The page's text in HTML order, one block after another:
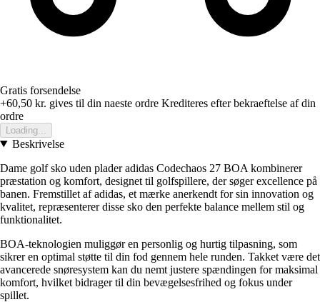
Gratis forsendelse
+60,50 kr. gives til din naeste ordre Krediteres efter bekraeftelse af din
ordre
Loading...
Beskrivelse
Dame golf sko uden plader adidas Codechaos 27 BOA kombinerer
præstation og komfort, designet til golfspillere, der søger excellence på
banen. Fremstillet af adidas, et mærke anerkendt for sin innovation og
kvalitet, repræsenterer disse sko den perfekte balance mellem stil og
funktionalitet.
BOA-teknologien muliggør en personlig og hurtig tilpasning, som
sikrer en optimal støtte til din fod gennem hele runden. Takket være det
avancerede snøresystem kan du nemt justere spændingen for maksimal
komfort, hvilket bidrager til din bevægelsesfrihed og fokus under
spillet.